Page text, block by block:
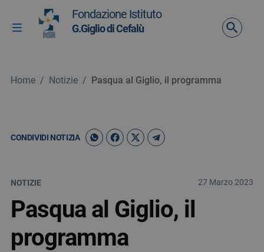
Vai ai contenuti
Vai al menu di navigazione
Vai al footer
Attiva / disattiva la navigazione
Fondazione Istituto
G.Giglio di Cefalù
Home / Notizie / Pasqua al Giglio, il programma
CONDIVIDI NOTIZIA
NOTIZIE 27 Marzo 2023
Pasqua al Giglio, il
programma